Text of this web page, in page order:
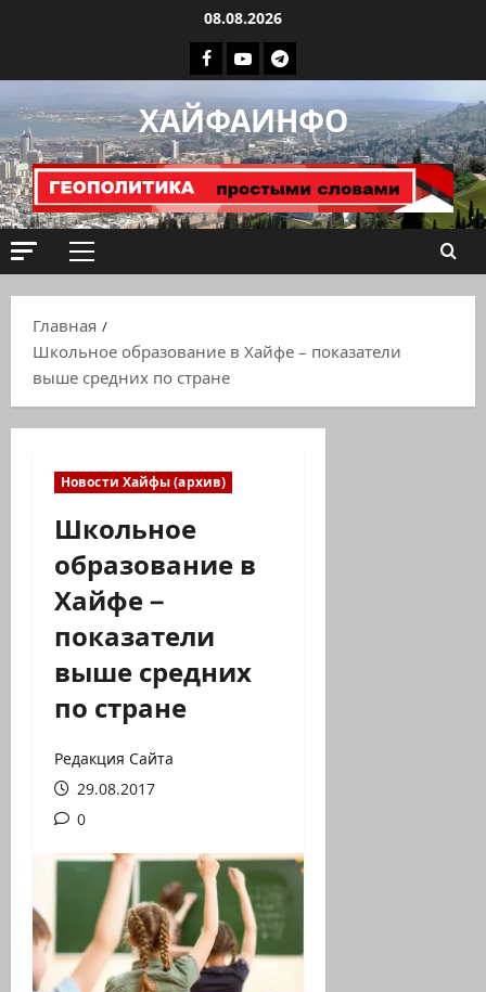
08.08.2026
Facebook
ХАЙФАИНФО
YoutubeТелеграмм
ХАЙФАИНФО
Основное
Главная
Школьное образование в Хайфе – показатели
выше средних по стране
Новости Хайфы (архив)
Школьное
образование в
Хайфе –
показатели
выше средних
по стране
Редакция Сайта
29.08.2017
0